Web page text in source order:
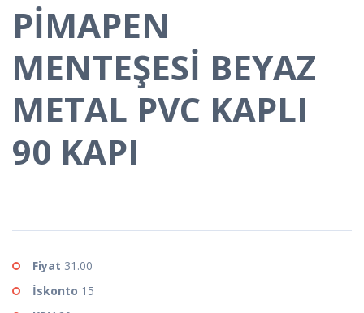
PİMAPEN
MENTEŞESİ BEYAZ
METAL PVC KAPLI
90 KAPI
Fiyat 31.00
İskonto 15